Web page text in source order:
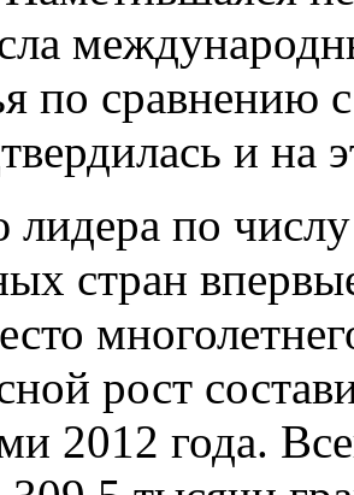
по сравнению
и на
по
стран
рост
2012 года.